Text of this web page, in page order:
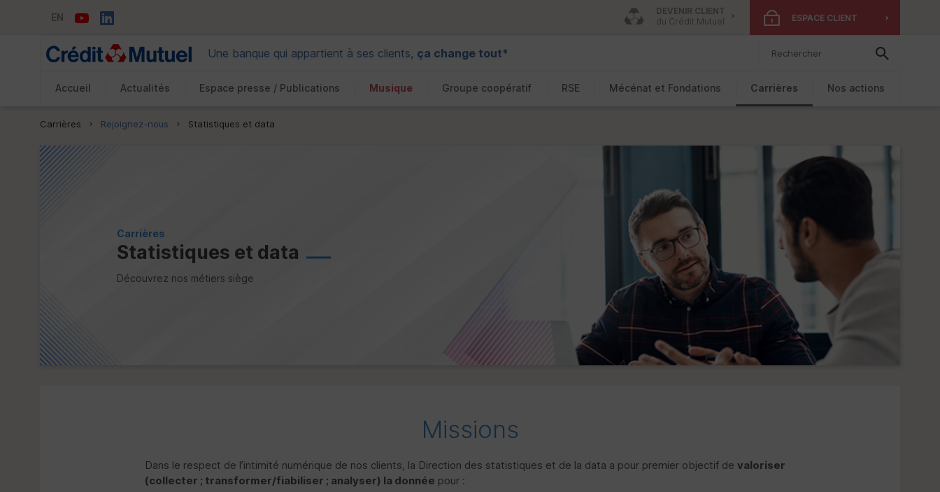
EN
DEVENIR CLIENT
du Crédit Mutuel
ESPACE CLIENT
Une banque qui appartient à ses clients, ça change tout*
Accueil Actualités Espace presse / Publications Musique Groupe coopératif RSE Mécénat et Fondations Carrières Nos actions
Vous êtes ici:
Carrières Rejoignez-nous Statistiques et data
Carrières
Statistiques et data
Découvrez nos métiers siège
Missions
Dans le respect de l’intimité numérique de nos clients, la Direction des statistiques et de la data a pour premier objectif de valoriser
(collecter ; transformer/fiabiliser ; analyser) la donnée pour :